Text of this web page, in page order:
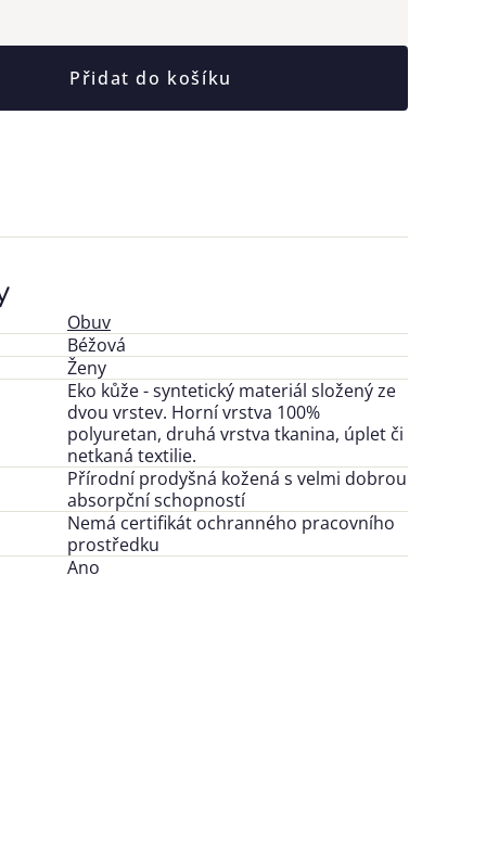
Přidat do košíku
Obuv
Béžová
Ženy
Eko kůže - syntetický materiál složený ze
dvou vrstev. Horní vrstva 100%
polyuretan, druhá vrstva tkanina, úplet či
netkaná textilie.
Přírodní prodyšná kožená s velmi dobrou
absorpční schopností
Nemá certifikát ochranného pracovního
prostředku
Ano